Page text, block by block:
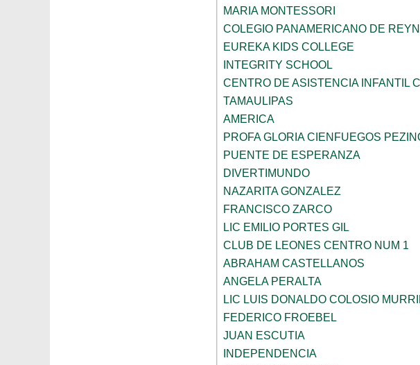
MARIA MONTESSORI
COLEGIO PANAMERICANO DE
EUREKA KIDS COLLEGE
INTEGRITY SCHOOL
CENTRO DE ASISTENCIA INFANTIL
TAMAULIPAS
AMERICA
PROFA GLORIA CIENFUEGOS
PUENTE DE ESPERANZA
DIVERTIMUNDO
NAZARITA GONZALEZ
FRANCISCO ZARCO
LIC EMILIO PORTES GIL
CLUB DE LEONES CENTRO NUM 1
ABRAHAM CASTELLANOS
ANGELA PERALTA
LIC LUIS DONALDO COLOSIO
FEDERICO FROEBEL
JUAN ESCUTIA
INDEPENDENCIA